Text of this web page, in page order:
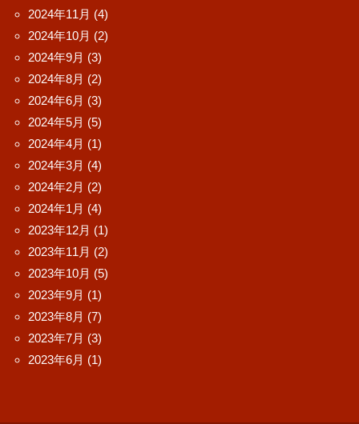
2024年11月 (4)
2024年10月 (2)
2024年9月 (3)
2024年8月 (2)
2024年6月 (3)
2024年5月 (5)
2024年4月 (1)
2024年3月 (4)
2024年2月 (2)
2024年1月 (4)
2023年12月 (1)
2023年11月 (2)
2023年10月 (5)
2023年9月 (1)
2023年8月 (7)
2023年7月 (3)
2023年6月 (1)